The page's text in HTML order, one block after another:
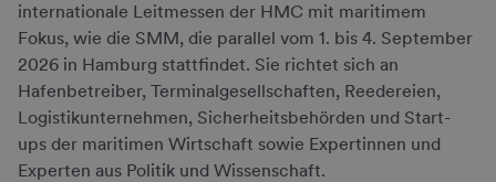
internationale Leitmessen der HMC mit maritimem
Fokus, wie die SMM, die parallel vom 1. bis 4. September
2026 in Hamburg stattfindet. Sie richtet sich an
Hafenbetreiber, Terminalgesellschaften, Reedereien,
Logistikunternehmen, Sicherheitsbehörden und Start-
ups der maritimen Wirtschaft sowie Expertinnen und
Experten aus Politik und Wissenschaft.